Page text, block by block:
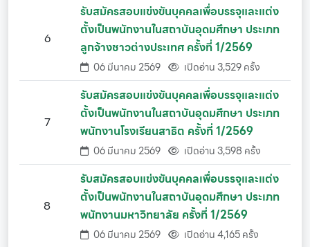
6
รับสมัครสอบแข่งขันบุคคลเพื่อบรรจุและแต่ง
ตั้งเป็นพนักงานในสถาบันอุดมศึกษา ประเภท
ลูกจ้างชาวต่างประเทศ ครั้งที่ 1/2569
06 มีนาคม 2569 เปิดอ่าน 3,529 ครั้ง
7
รับสมัครสอบแข่งขันบุคคลเพื่อบรรจุและแต่ง
ตั้งเป็นพนักงานในสถาบันอุดมศึกษา ประเภท
พนักงานโรงเรียนสาธิต ครั้งที่ 1/2569
06 มีนาคม 2569 เปิดอ่าน 3,598 ครั้ง
8
รับสมัครสอบแข่งขันบุคคลเพื่อบรรจุและแต่ง
ตั้งเป็นพนักงานในสถาบันอุดมศึกษา ประเภท
พนักงานมหาวิทยาลัย ครั้งที่ 1/2569
06 มีนาคม 2569 เปิดอ่าน 4,165 ครั้ง